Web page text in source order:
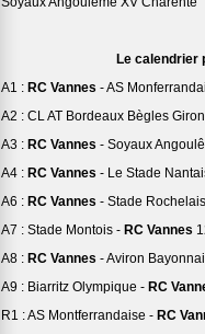
Le calendrier
A1 : RC Vannes - AS
A2 : CL AT Bordeaux Bègles
A3 : RC Vannes - Soyaux
A4 : RC Vannes - Le Stade
A6 : RC Vannes - Stade
A7 : Stade Montois - RC Vannes
A8 : RC Vannes - Aviron
A9 : Biarritz Olympique - RC
R1 : AS Montferrandaise - RC